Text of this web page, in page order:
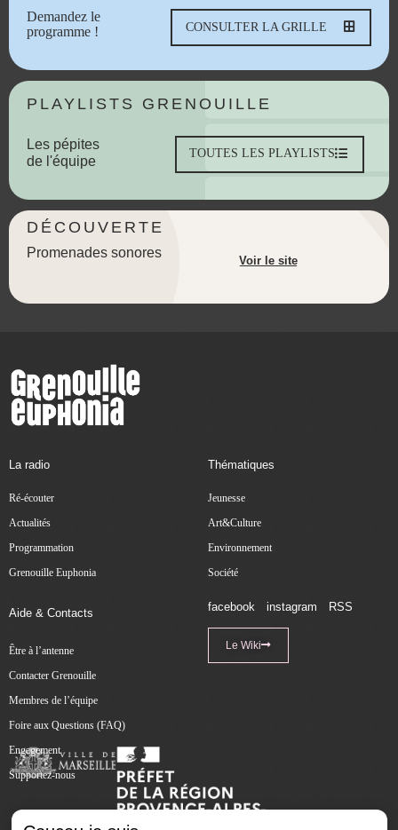
Demandez le
programme !
CONSULTER LA GRILLE
PLAYLISTS GRENOUILLE
Les pépites
de l'équipe
TOUTES LES PLAYLISTS
DÉCOUVERTE
Promenades sonores
Voir le site
La radio
Ré-écouter
Actualités
Programmation
Grenouille Euphonia
Thématiques
Jeunesse
Art&Culture
Environnement
Société
Aide & Contacts
Être à l’antenne
Contacter Grenouille
Membres de l’équipe
Foire aux Questions (FAQ)
Engagement
Supportez-nous
facebook instagram RSS
Le Wiki